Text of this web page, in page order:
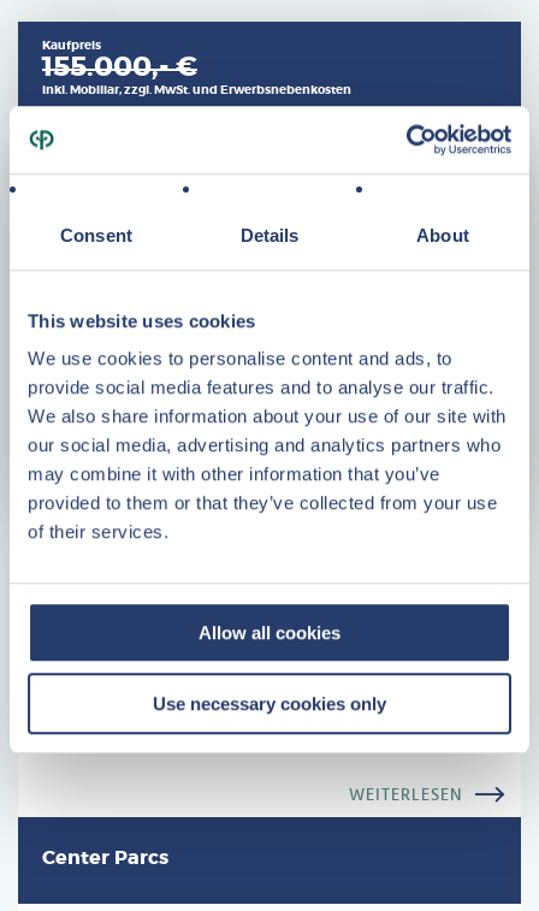
Consent Details About
This website uses cookies
We use cookies to personalise content and ads, to
provide social media features and to analyse our traffic.
We also share information about your use of our site with
our social media, advertising and analytics partners who
may combine it with other information that you’ve
provided to them or that they’ve collected from your use
of their services.
Allow all cookies
Use necessary cookies only
Plattegrond
Kaufpreis
155.000,- €
inkl. Mobiliar, zzgl. MwSt. und Erwerbsnebenkosten
Merkmale
1991
Wohnfläche
50 m²
Grundstück
596 m²
Zimmer
4
Immobilien
Geld an einem attraktiven Standort anlegen
Keine unvorhersehbaren Kosten
WEITERLESEN
Center Parcs